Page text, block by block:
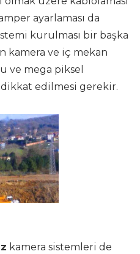
ayarlaması da
kurulması bir başka
kamera ve iç mekan
ve mega piksel
edilmesi gerekir.
kamera sistemleri de